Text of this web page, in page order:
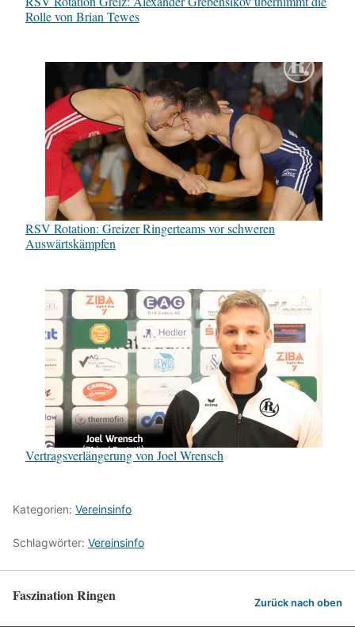
Rolle von Brian Tewes
RSV Rotation: Greizer Ringerteams vor schweren
Auswärtskämpfen
Vertragsverlängerung von Joel Wrensch
Kategorien: Vereinsinfo
Schlagwörter: Vereinsinfo
Faszination Ringen Zurück nach oben